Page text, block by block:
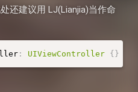
还建议用 LJ(Lianjia)当作命
: UIViewController { }